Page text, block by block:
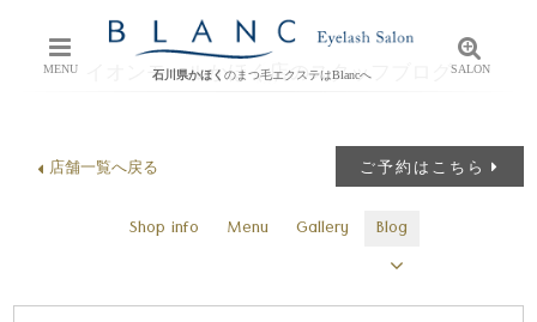
MENU 石川県かほく のまつ毛エクステはBlancへ SALON
イオンモールかほく店のスタッフブログ
ご予約はこちら
店舗一覧へ戻る
Shop info Menu Gallery Blog